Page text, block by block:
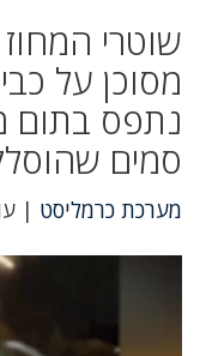
שוטרי
נתפס בתום
סמים
מערכת כרמליסט |